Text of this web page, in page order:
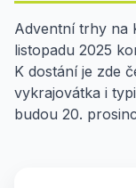
Adventní trhy na
listopadu 2025
K dostání je zde
vykrajovátka i
budou 20.